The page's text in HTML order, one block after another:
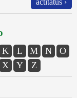
actitatus ›
K L M N
O
X Y Z